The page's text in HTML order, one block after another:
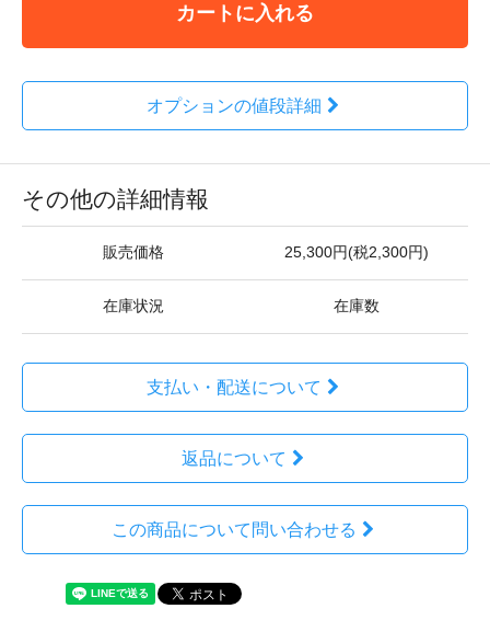
カートに入れる
オプションの値段詳細
その他の詳細情報
販売価格 25,300円(税2,300円)
在庫状況 在庫数
支払い・配送について
返品について
この商品について問い合わせる